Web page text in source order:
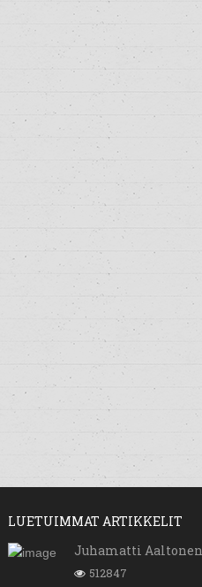
LUETUIMMAT ARTIKKELIT
Juhamatti
512847